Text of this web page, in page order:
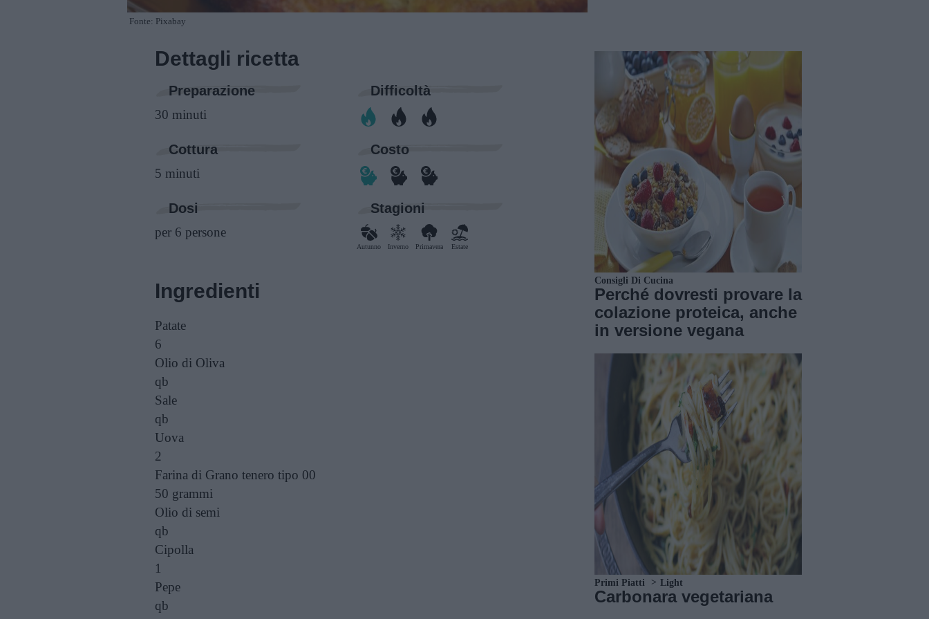
Fonte: Pixabay
Dettagli ricetta
Preparazione
30 minuti
Difficoltà
Cottura
5 minuti
Costo
Dosi
per 6 persone
Stagioni
Autunno Inverno Primavera Estate
Ingredienti
Patate
6
Olio di Oliva
qb
Sale
qb
Uova
2
Farina di Grano tenero tipo 00
50 grammi
Olio di semi
qb
Cipolla
1
Pepe
qb
Consigli Di Cucina
Perché dovresti provare la
colazione proteica, anche
in versione vegana
Primi Piatti Light
Carbonara vegetariana